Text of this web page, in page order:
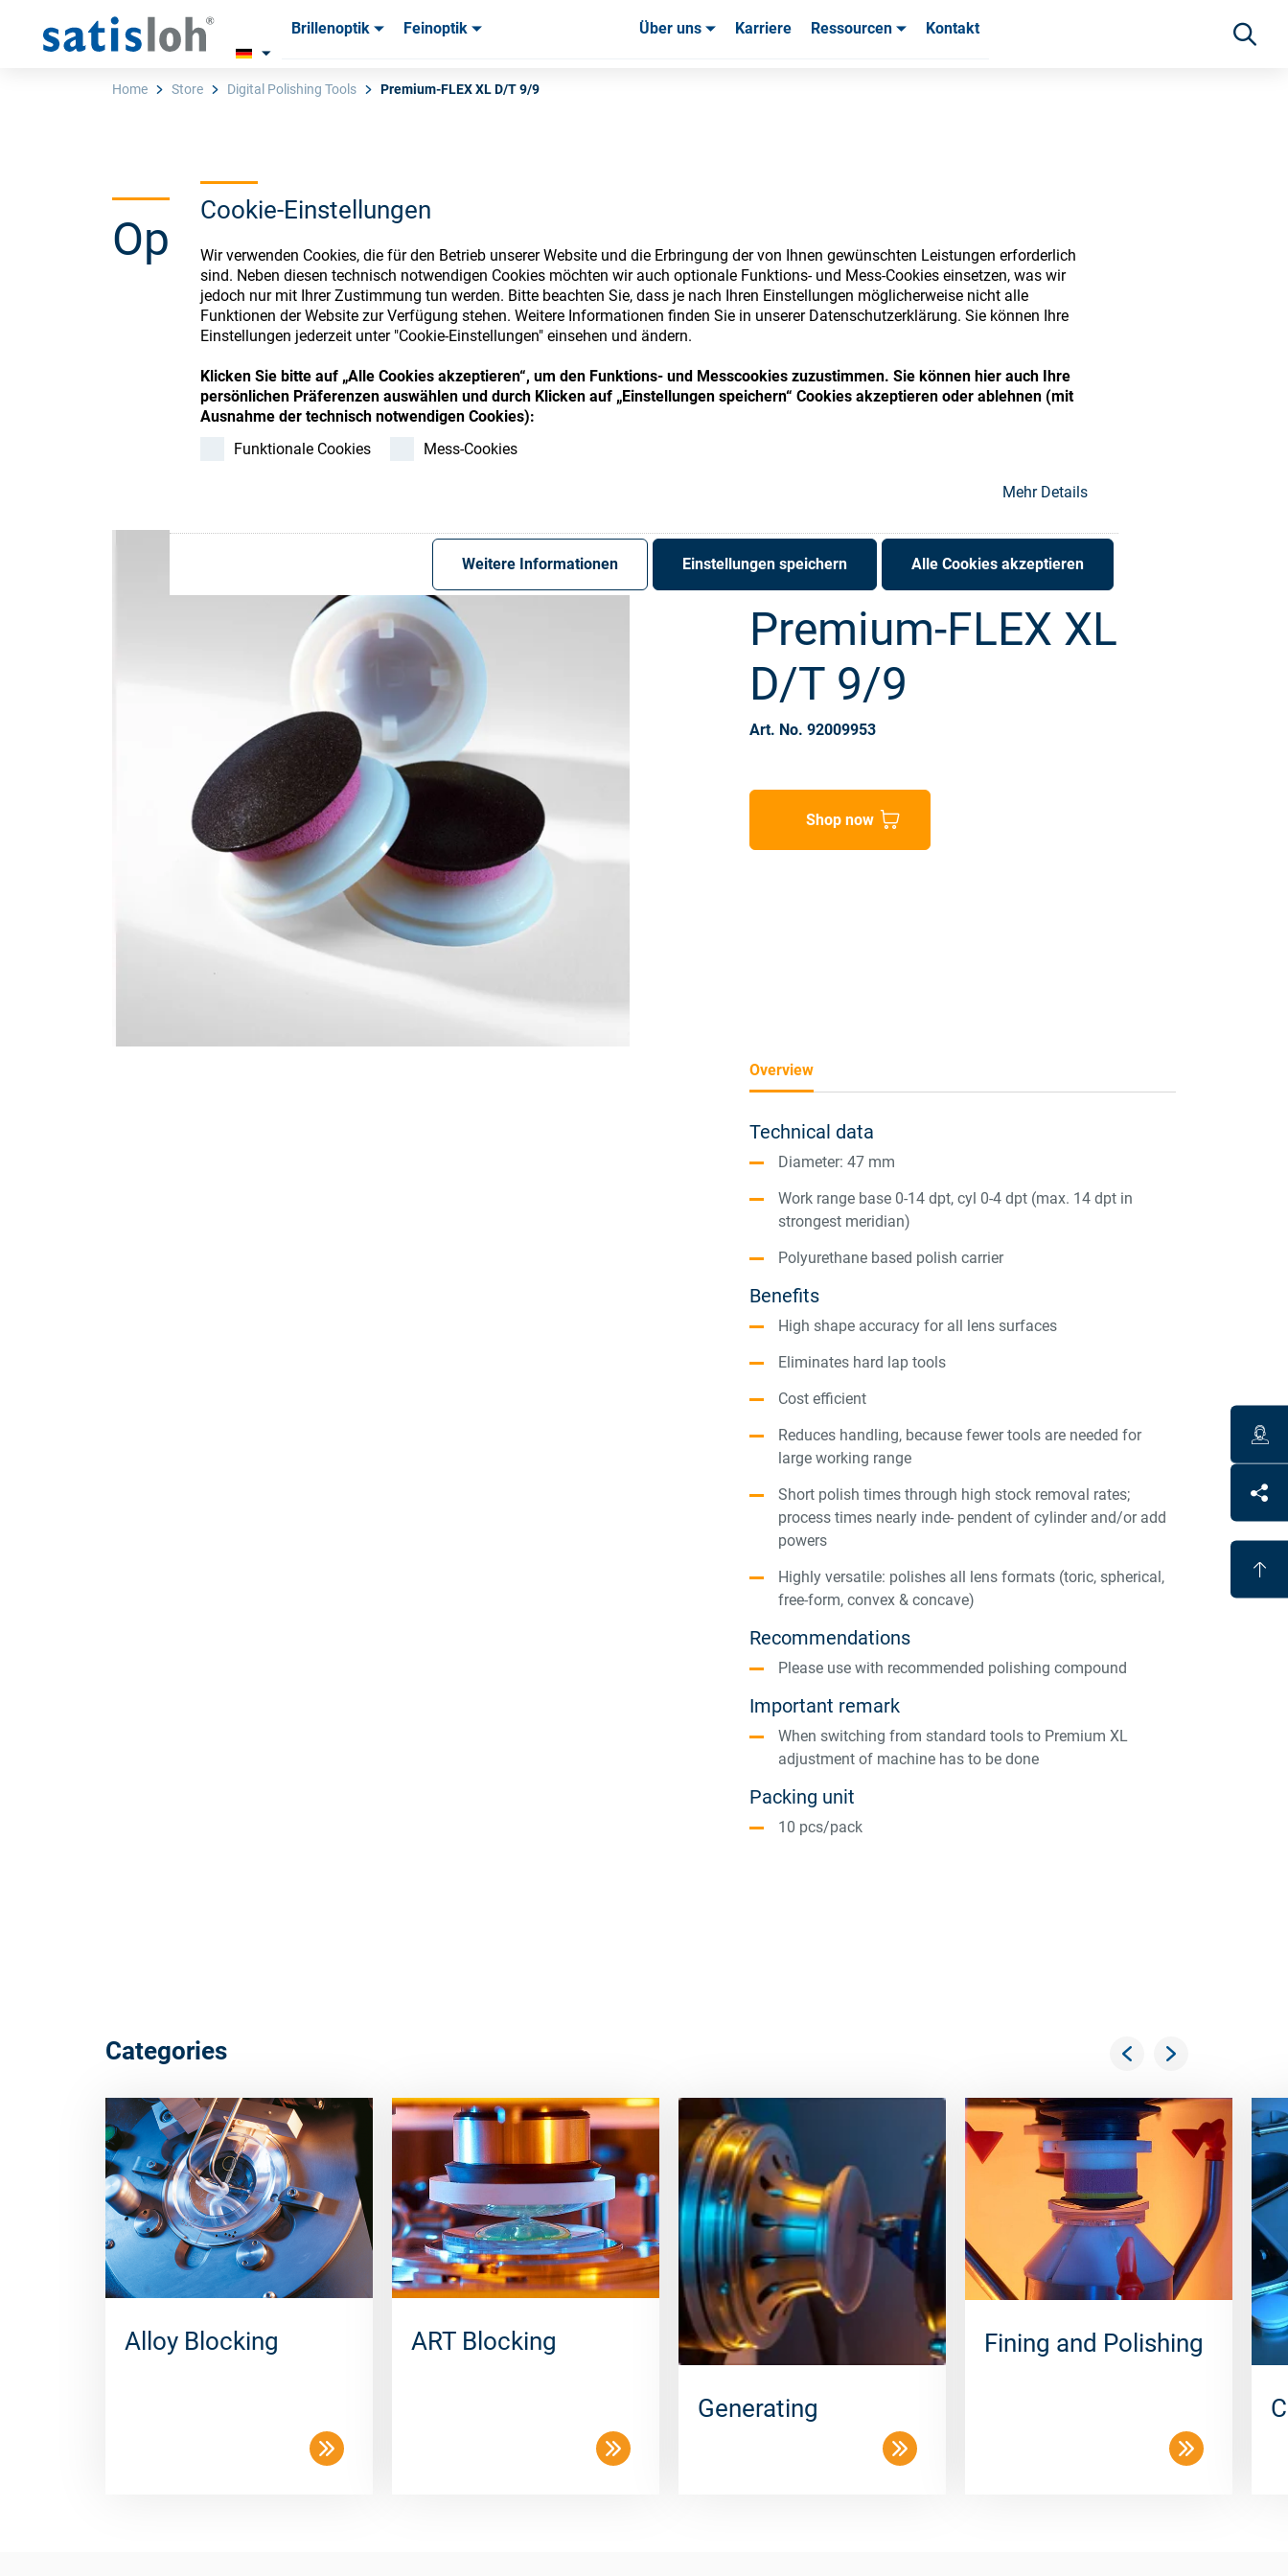
Cookie-Einstellungen
Wir verwenden Cookies, die für den Betrieb unserer Website und die Erbringung der von Ihnen gewünschten Leistungen erforderlich
sind. Neben diesen technisch notwendigen Cookies möchten wir auch optionale Funktions- und Mess-Cookies einsetzen, was wir
jedoch nur mit Ihrer Zustimmung tun werden. Bitte beachten Sie, dass je nach Ihren Einstellungen möglicherweise nicht alle
Funktionen der Website zur Verfügung stehen. Weitere Informationen finden Sie in unserer Datenschutzerklärung. Sie können Ihre
Einstellungen jederzeit unter "Cookie-Einstellungen" einsehen und ändern.
Klicken Sie bitte auf „Alle Cookies akzeptieren“, um den Funktions- und Messcookies zuzustimmen. Sie können hier auch Ihre
persönlichen Präferenzen auswählen und durch Klicken auf „Einstellungen speichern“ Cookies akzeptieren oder ablehnen (mit
Ausnahme der technisch notwendigen Cookies):
Funktionale Cookies
Mess-Cookies
Mehr Details
Weitere Informationen Einstellungen speichern Alle Cookies akzeptieren
Brillenoptik Feinoptik Über uns Karriere Ressourcen Kontakt
Brillenoptik
Home Store Digital Polishing Tools Premium-FLEX XL D/T 9/9
Ophthalmic Consumables Store
Register or Sign-in to access your accounts and explore our wide range of ophthalmic
consumables
Premium-FLEX XL
D/T 9/9
Art. No. 92009953
Shop now
Overview
Technical data
Diameter: 47 mm
Work range base 0-14 dpt, cyl 0-4 dpt (max. 14 dpt in
strongest meridian)
Polyurethane based polish carrier
Benefits
High shape accuracy for all lens surfaces
Eliminates hard lap tools
Cost efficient
Reduces handling, because fewer tools are needed for
large working range
Short polish times through high stock removal rates;
process times nearly inde- pendent of cylinder and/or add
powers
Highly versatile: polishes all lens formats (toric, spherical,
free-form, convex & concave)
Recommendations
Please use with recommended polishing compound
Important remark
When switching from standard tools to Premium XL
adjustment of machine has to be done
Packing unit
10 pcs/pack
Categories
Alloy Blocking ART Blocking
Generating
Fining and Polishing